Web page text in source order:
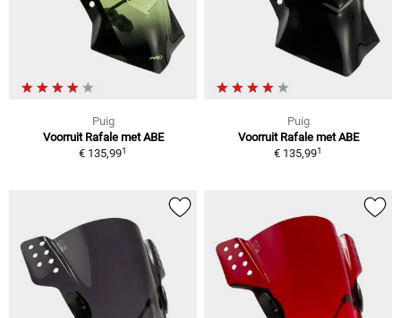
Puig
Voorruit Rafale met ABE
€ 135,991
Puig
Voorruit Rafale met ABE
€ 135,991